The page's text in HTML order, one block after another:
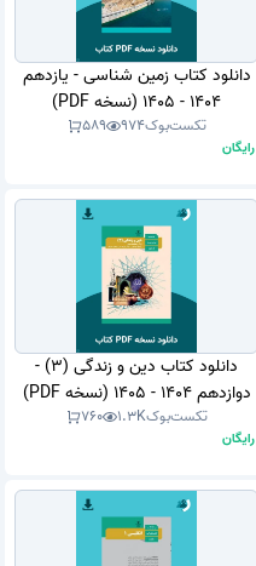
دانلود کتاب زمین شناسی - یازدهم
1404 - 1405 (نسخه PDF)
تکست‌بوک974
589
رایگان
دانلود کتاب دین و زندگی (3) -
دوازدهم 1404 - 1405 (نسخه PDF)
تکست‌بوک1.3K
760
رایگان